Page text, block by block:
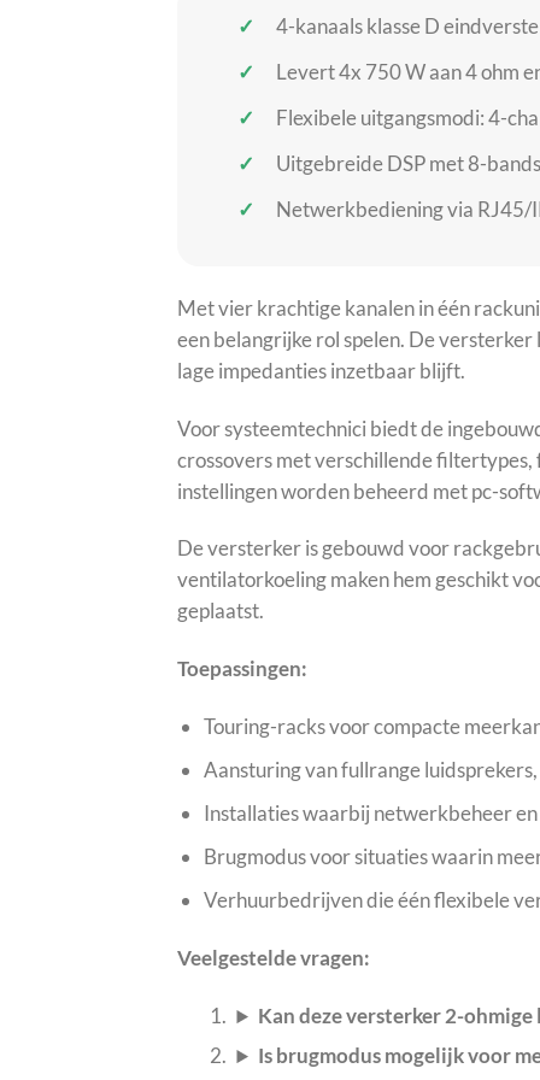
4-kanaals klasse D
Levert 4x 750 W aan 4 ohm
Flexibele uitgangsmodi: 4-
Uitgebreide DSP met 8-
Netwerkbediening via RJ45/
Met vier krachtige kanalen in één
een belangrijke rol spelen. De
lage impedanties inzetbaar blijft.
Voor systeemtechnici biedt de
crossovers met verschillende
instellingen worden beheerd met pc-
De versterker is gebouwd voor
ventilatorkoeling maken hem geschikt
geplaatst.
Toepassingen:
Touring-racks voor compacte
Aansturing van fullrange
Installaties waarbij netwerkbeheer
Brugmodus voor situaties waarin
Verhuurbedrijven die één flexibele
Veelgestelde vragen:
Kan deze versterker 2-
Is brugmodus mogelijk voor